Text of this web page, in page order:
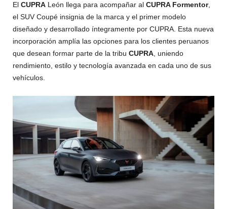
El CUPRA León llega para acompañar al CUPRA Formentor,
el SUV Coupé insignia de la marca y el primer modelo
diseñado y desarrollado íntegramente por CUPRA. Esta nueva
incorporación amplía las opciones para los clientes peruanos
que desean formar parte de la tribu CUPRA , uniendo
rendimiento, estilo y tecnología avanzada en cada uno de sus
vehículos.